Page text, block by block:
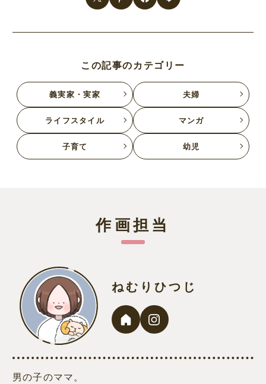
この記事のカテゴリー
義実家・実家 夫婦
ライフスタイル マンガ
子育て 幼児
作画担当
ねむりひつじ
男の子のママ。